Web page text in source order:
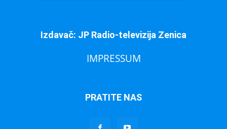
Izdavač: JP Radio-televizija Zenica
IMPRESSUM
PRATITE NAS